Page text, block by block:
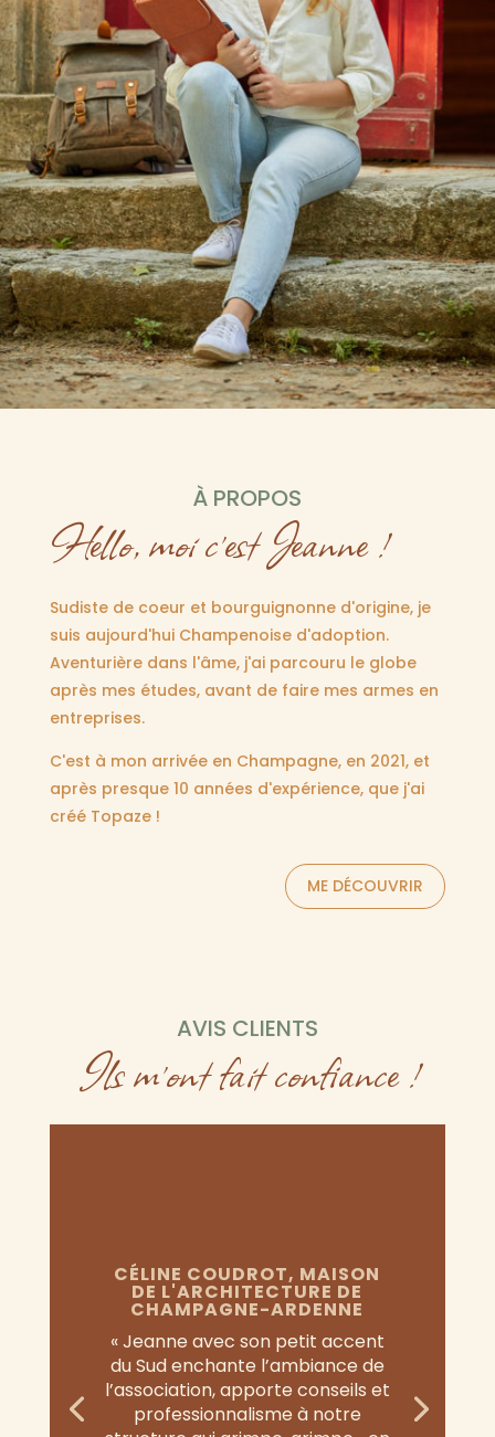
À PROPOS
Hello, moi c’est Jeanne !
Sudiste de coeur et bourguignonne d'origine, je
suis aujourd'hui Champenoise d'adoption.
Aventurière dans l'âme, j'ai parcouru le globe
après mes études, avant de faire mes armes en
entreprises.
C'est à mon arrivée en Champagne, en 2021, et
après presque 10 années d'expérience, que j'ai
créé Topaze !
ME DÉCOUVRIR
AVIS CLIENTS
Ils m’ont fait confiance !
CÉLINE COUDROT, MAISON
DE L'ARCHITECTURE DE
CHAMPAGNE-ARDENNE
« Jeanne avec son petit accent
du Sud enchante l’ambiance de
l’association, apporte conseils et
professionnalisme à notre